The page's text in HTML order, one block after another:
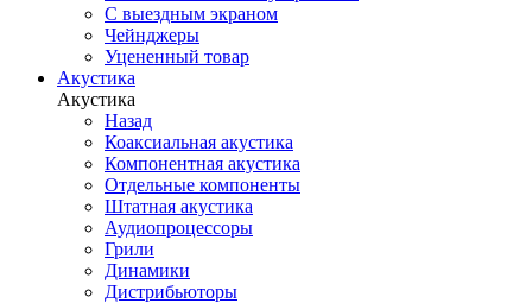
С выездным экраном
Чейнджеры
Уцененный товар
Акустика
Акустика
Назад
Коаксиальная акустика
Компонентная акустика
Отдельные компоненты
Штатная акустика
Аудиопроцессоры
Грили
Динамики
Дистрибьюторы